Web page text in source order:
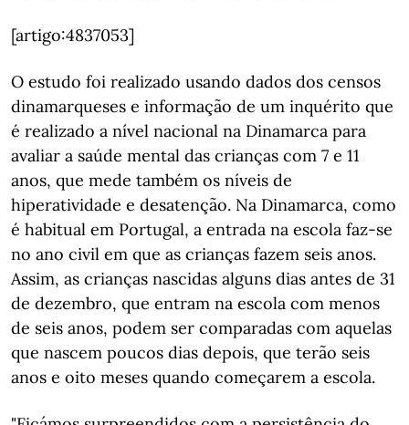
[artigo:4837053]
O estudo foi realizado usando dados dos censos
dinamarqueses e informação de um inquérito que
é realizado a nível nacional na Dinamarca para
avaliar a saúde mental das crianças com 7 e 11
anos, que mede também os níveis de
hiperatividade e desatenção. Na Dinamarca, como
é habitual em Portugal, a entrada na escola faz-se
no ano civil em que as crianças fazem seis anos.
Assim, as crianças nascidas alguns dias antes de 31
de dezembro, que entram na escola com menos
de seis anos, podem ser comparadas com aquelas
que nascem poucos dias depois, que terão seis
anos e oito meses quando começarem a escola.